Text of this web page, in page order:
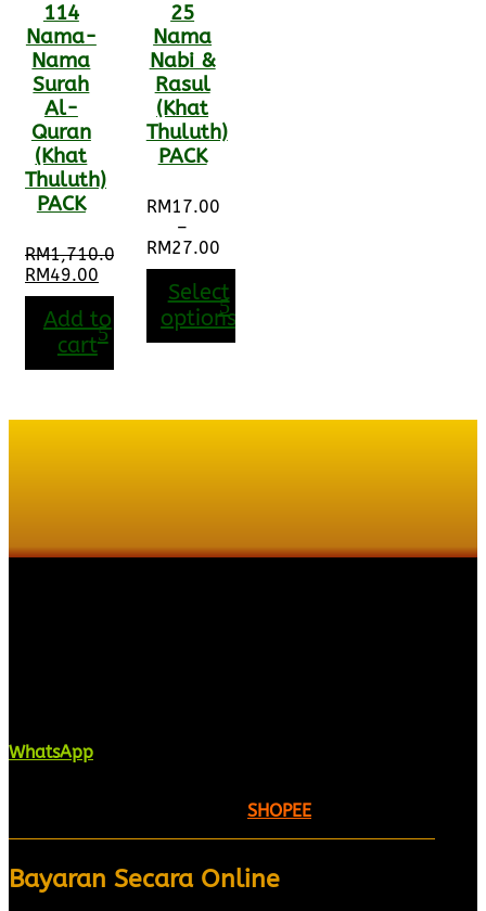
114
Nama-
Nama
Surah
Al-
Quran
(Khat
Thuluth)
PACK
RM1,710.00
Original
price
was:
RM1,710.00.
RM49.00
Current
price
is:
RM49.00.
Add to
cart
25
Nama
Nabi &
Rasul
(Khat
Thuluth)
PACK
RM17.00
–
RM27.00
Price
range:
RM17.00
through
RM27.00
Select
options
WhatsApp
SHOPEE
Bayaran Secara Online